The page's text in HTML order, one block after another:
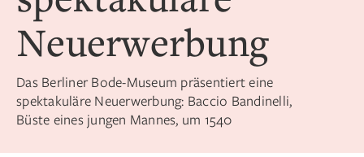
Neuerwerbung
Das Berliner Bode-Museum präsentiert eine
spektakuläre Neuerwerbung: Baccio Bandinelli,
Büste eines jungen Mannes, um 1540